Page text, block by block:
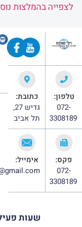
לצפייה בהמלצות
טלפון:
072-
3308189
כתובת:
גדיש 27,
תל אביב
פקס:
072-
3308189
אימייל:
שעות